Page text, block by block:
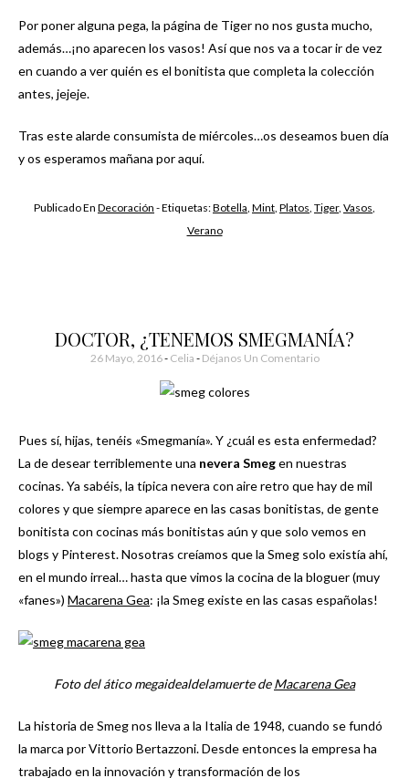
Por poner alguna pega, la página de Tiger no nos gusta mucho,
además…¡no aparecen los vasos! Así que nos va a tocar ir de vez
en cuando a ver quién es el bonitista que completa la colección
antes, jejeje.
Tras este alarde consumista de miércoles…os deseamos buen día
y os esperamos mañana por aquí.
Publicado En Decoración - Etiquetas:Botella Mint Platos Tiger, Vasos
Verano
DOCTOR, ¿TENEMOS SMEGMANÍA?
26 Mayo, 2016- Celia Déjanos Un Comentario
Pues sí, hijas, tenéis «Smegmanía». Y ¿cuál es esta enfermedad?
La de desear terriblemente una nevera Smegen nuestras
cocinas. Ya sabéis, la típica nevera con aire retro que hay de mil
colores y que siempre aparece en las casas bonitistas, de gente
bonitista con cocinas más bonitistas aún y que solo vemos en
blogs y Pinterest. Nosotras creíamos que la Smeg solo existía ahí,
en el mundo irreal… hasta que vimos la cocina de la bloguer (muy
«fanes») Macarena Gea: ¡la Smeg existe en las casas españolas!
Foto del ático megaidealdelamuerte deMacarena Gea
La historia de Smeg nos lleva a la Italia de 1948, cuando se fundó
la marca por Vittorio Bertazzoni. Desde entonces la empresa ha
trabajado en la innovación y transformación de los